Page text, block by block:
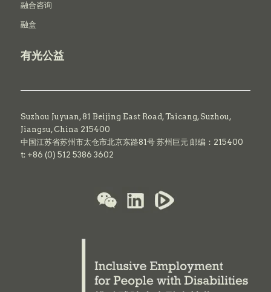
融合咨询
融盒
有光公益
Suzhou Juyuan, 81 Beijing East Road,Taicang,Suzhou,
Jiangsu, China 215400
中国江苏省苏州市太仓市北京东路81号 苏州巨元 邮编：215400
t: +86 (0) 512 5386 3602